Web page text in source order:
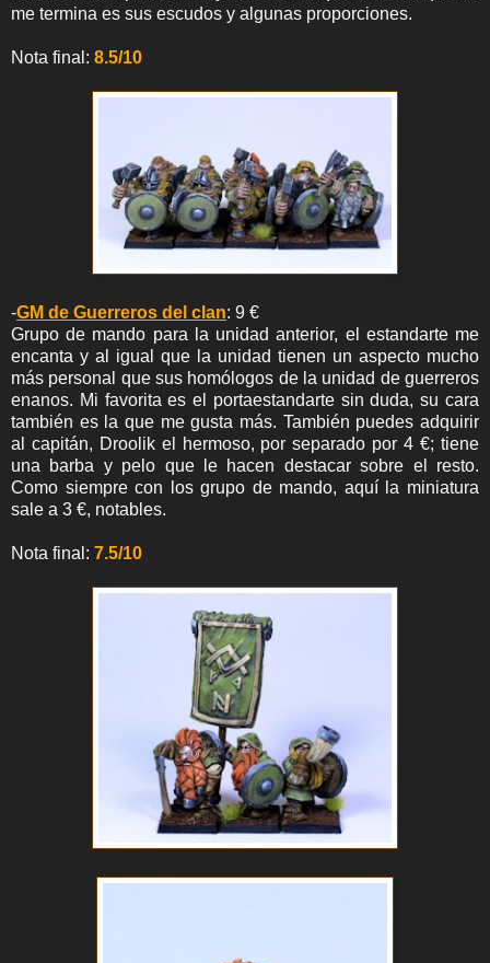
me termina es sus escudos y algunas proporciones.
Nota final: 8.5/10
-GM de Guerreros del clan: 9 €
Grupo de mando para la unidad anterior, el estandarte me
encanta y al igual que la unidad tienen un aspecto mucho
más personal que sus homólogos de la unidad de guerreros
enanos. Mi favorita es el portaestandarte sin duda, su cara
también es la que me gusta más. También puedes adquirir
al capitán, Droolik el hermoso, por separado por 4 €; tiene
una barba y pelo que le hacen destacar sobre el resto.
Como siempre con los grupo de mando, aquí la miniatura
sale a 3 €, notables.
Nota final: 7.5/10